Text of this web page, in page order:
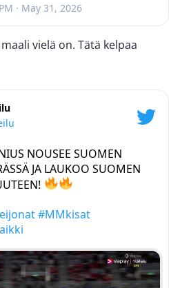
· May 31, 2026
maali vielä on. Tätä kelpaa
NOUSEE SUOMEN
JA LAUKOO SUOMEN
#MMkisat